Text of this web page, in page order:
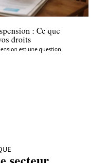
: Ce que
droits
est une question